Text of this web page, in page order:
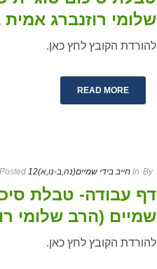
שלומי רוזנברג אמית
להורדת הקובץ לחץ כאן.
READ MORE
By
In חייב בידי שמיים(נה,ב-נו,א) Posted 12 בנובמבר 2019
דף עבודה- טבלת
שמיים (הרב שלומי
להורדת הקובץ לחץ כאן.